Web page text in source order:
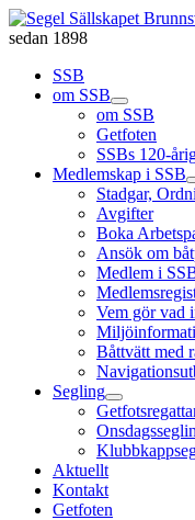
sedan 1898
SSB
om SSB
om SSB
Getfoten
SSBs 120-
Medlemskap i SSB
Stadgar,
Avgifter
Boka
Ansök om
Medlem i
Vem gör vad
Båttvätt med
Segling
Aktuellt
Kontakt
Getfoten